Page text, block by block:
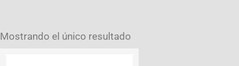
Mostrando el único resultado